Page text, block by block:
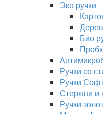
Эко ручки
Био
Ручки со
Ручки
Стержни и
Ручки